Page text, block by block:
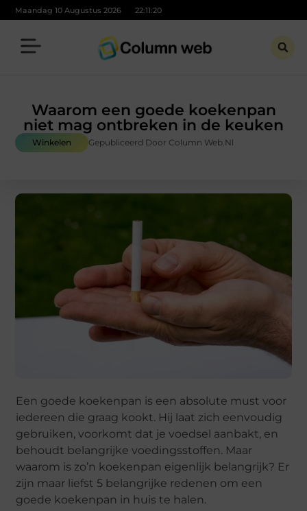
Maandag 10 Augustus 2026 22:11:22
Waarom een goede koekenpan
niet mag ontbreken in de keuken
Winkelen Gepubliceerd Door Column Web.nl
Een goede koekenpan is een absolute must voor
iedereen die graag kookt. Hij laat zich eenvoudig
gebruiken, voorkomt dat je voedsel aanbakt, en
behoudt belangrijke voedingsstoffen. Maar
waarom is zo’n koekenpan eigenlijk belangrijk? Er
zijn maar liefst 5 belangrijke redenen om een
goede koekenpan in huis te halen.